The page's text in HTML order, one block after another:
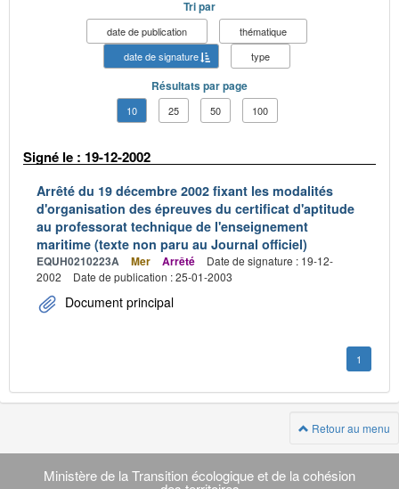
Tri par
date de publication
thématique
date de signature
type
Résultats par page
10 25 50 100
Signé le : 19-12-2002
Arrêté du 19 décembre 2002 fixant les modalités
d'organisation des épreuves du certificat d'aptitude
au professorat technique de l'enseignement
maritime (texte non paru au Journal officiel)
EQUH0210223A Mer Arrêté
Date de signature : 19-12-
2002
Date de publication : 25-01-2003
Document principal
1
Retour au menu
Navigation
transverse
Ministère de la Transition écologique et de la cohésion